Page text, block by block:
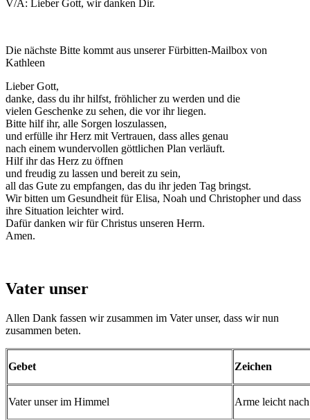
V/A: Lieber Gott, wir danken Dir.
Die nächste Bitte kommt aus unserer Fürbitten-Mailbox von
Kathleen
Lieber Gott,
danke, dass du ihr hilfst, fröhlicher zu werden und die
vielen Geschenke zu sehen, die vor ihr liegen.
Bitte hilf ihr, alle Sorgen loszulassen,
und erfülle ihr Herz mit Vertrauen, dass alles genau
nach einem wundervollen göttlichen Plan verläuft.
Hilf ihr das Herz zu öffnen
und freudig zu lassen und bereit zu sein,
all das Gute zu empfangen, das du ihr jeden Tag bringst.
Wir bitten um Gesundheit für Elisa, Noah und Christopher und dass
ihre Situation leichter wird.
Dafür danken wir für Christus unseren Herrn.
Amen.
Vater unser
Allen Dank fassen wir zusammen im Vater unser, dass wir nun
zusammen beten.
Gebet Zeichen
Vater unser im Himmel Arme leicht